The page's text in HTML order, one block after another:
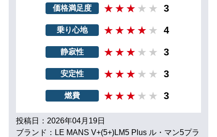
価格満足度 3
乗り心地 4
静寂性 3
安定性 3
燃費 3
投稿日：2026年04月19日
ブランド：LE MANS V+(5+)LM5 Plus ル・マン5プラ